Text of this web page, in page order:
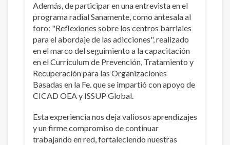
Además, de participar en una entrevista en el
programa radial Sanamente, como antesala al
foro: "Reflexiones sobre los centros barriales
para el abordaje de las adicciones", realizado
en el marco del seguimiento a la capacitación
en el Curriculum de Prevención, Tratamiento y
Recuperación para las Organizaciones
Basadas en la Fe. que se impartió con apoyo de
CICAD OEA y ISSUP Global.
Esta experiencia nos deja valiosos aprendizajes
y un firme compromiso de continuar
trabajando en red, fortaleciendo nuestras